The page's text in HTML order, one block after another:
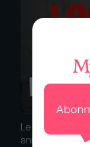
Le
annonce de